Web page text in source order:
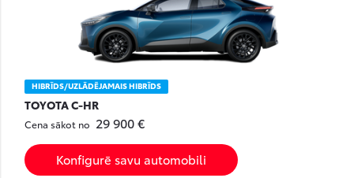
HIBRĪDS/UZLĀDĒJAMAIS HIBRĪDS
TOYOTA C-HR
Cena sākot no 29 900 €
Konfigurē savu automobili